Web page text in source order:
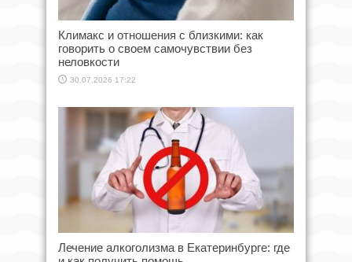
Климакс и отношения с близкими: как
говорить о своем самочувствии без
неловкости
30.07.2026 17:22
Лечение алкоголизма в Екатеринбурге: где